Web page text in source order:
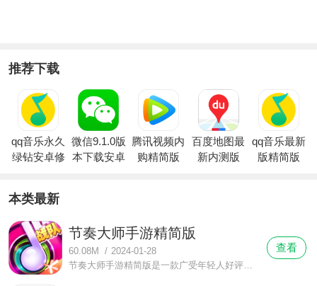
推荐下载
qq音乐永久
绿钻安卓修
微信9.1.0版
本下载安卓
腾讯视频内
购精简版
百度地图最
新内测版
qq音乐最新
版精简版
本类最新
节奏大师手游精简版
60.08M / 2024-01-28
节奏大师手游精简版是一款广受年轻人好评人人都在玩的音乐游戏，在游戏中跟着音乐打着节拍完成音符操作，不断获取高分吧，现在上号立马领取无限金币无限钻石，所有人物角色所有道具轻轻松松买到手，并且所有关卡全部免费开放想玩哪一关就选哪一关，那些隐藏歌曲也全部可以免费体验，不需要再去完成复杂的任务来解锁。
查看